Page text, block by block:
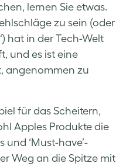
lernen Sie etwas.
zu sein (oder
hat in der Tech-Welt
und es ist eine
angenommen zu
für das Scheitern,
Apples Produkte die
‘Must-have’-
Weg an die Spitze mit